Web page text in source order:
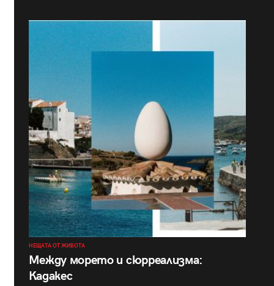
НЕЩАТА ОТ ЖИВОТА
Между морето и сюрреализма:
Кадакес